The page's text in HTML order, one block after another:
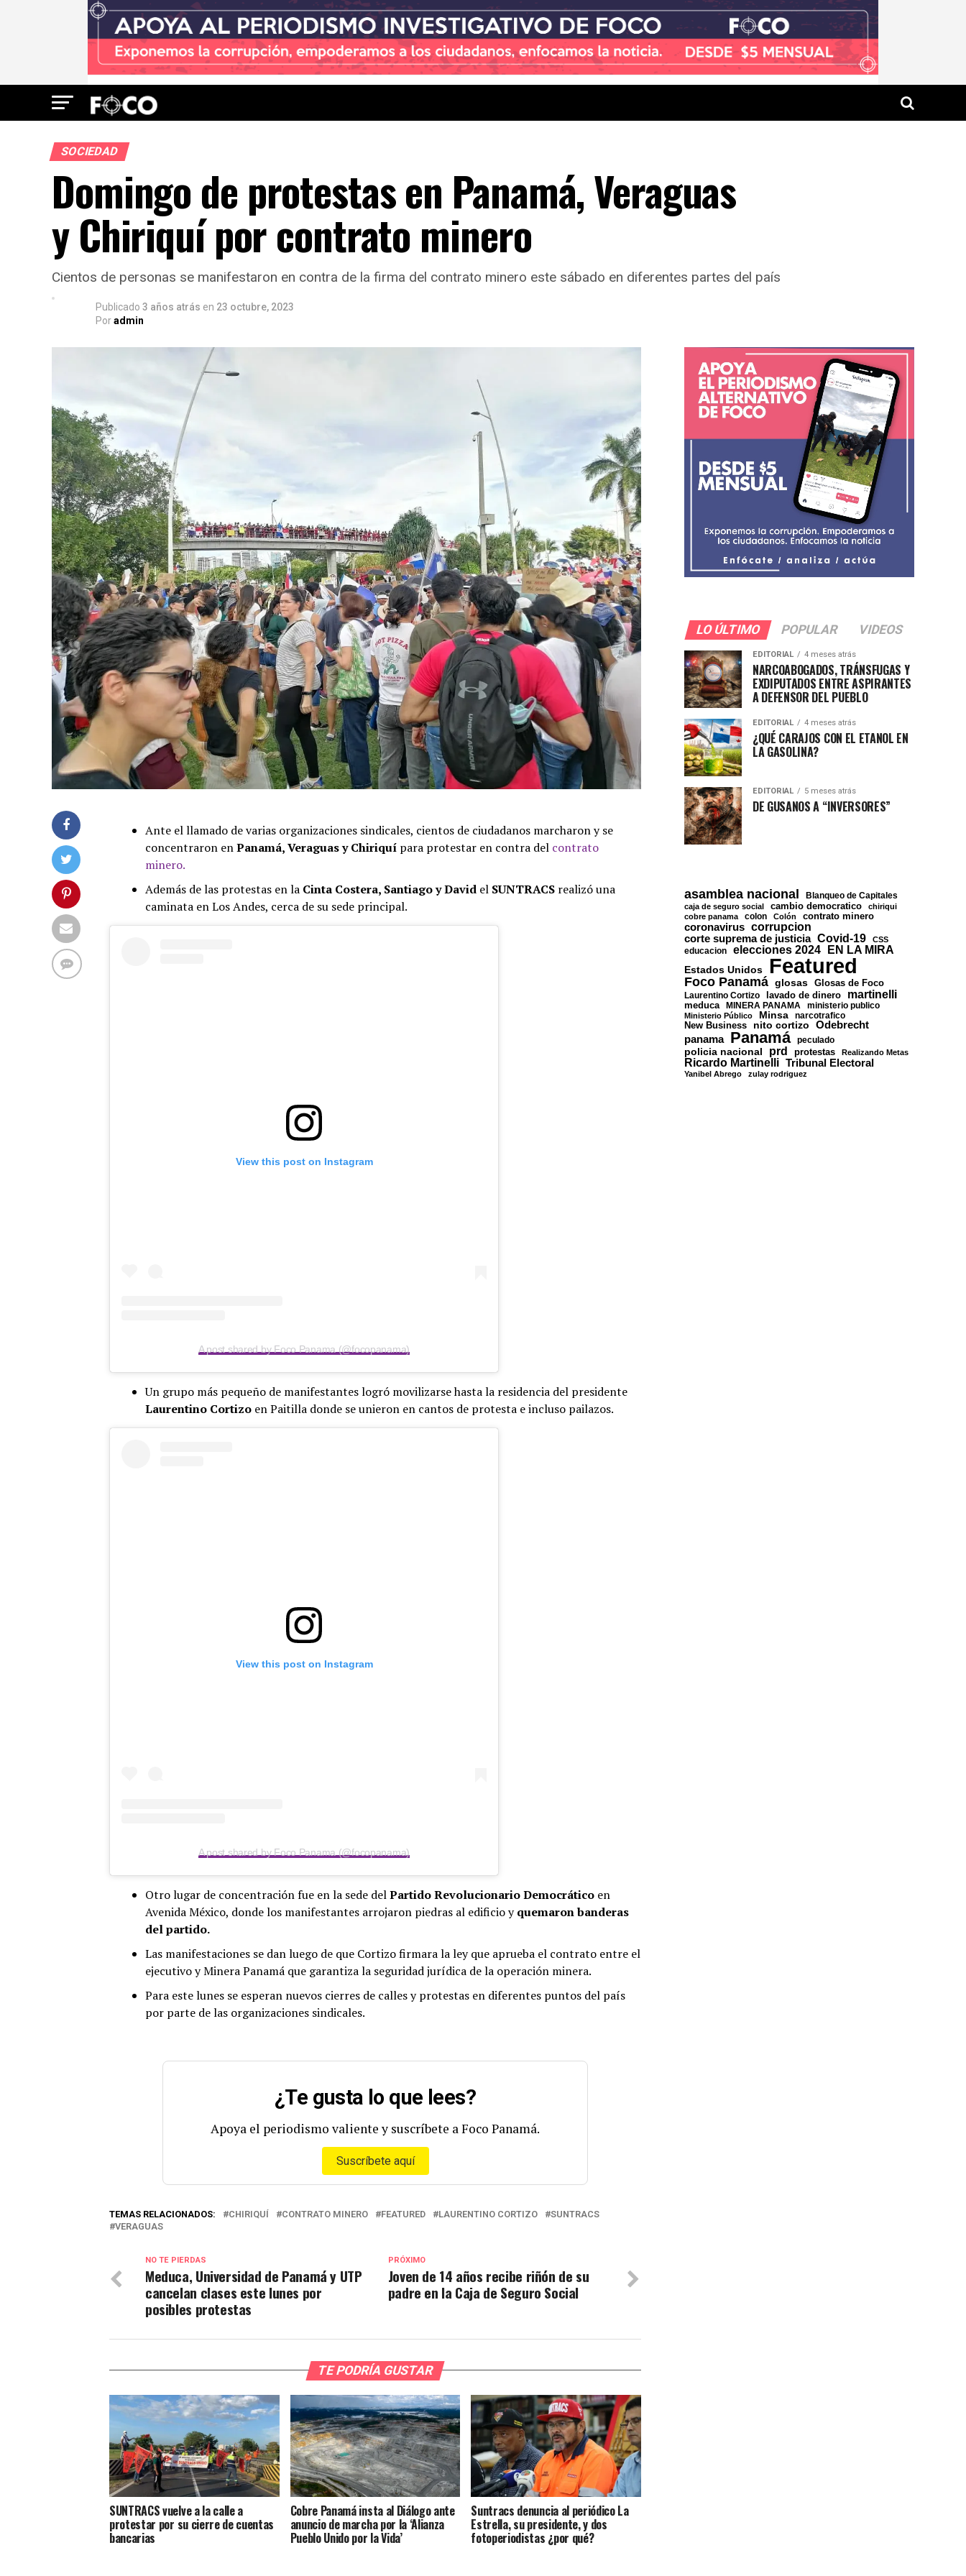
SOCIEDAD
Domingo de protestas en Panamá, Veraguas
y Chiriquí por contrato minero
Cientos de personas se manifestaron en contra de la firma del contrato minero este sábado en diferentes partes del país
Publicado 3 años atrás en 23 octubre, 2023
Poradmin
Ante el llamado de varias organizaciones sindicales, cientos de ciudadanos marcharon y se
concentraron enPanamá, Veraguas y Chiriquí para protestar en contra del contrato
minero.
Además de las protestas en la Cinta Costera, Santiago y David el SUNTRACS realizó una
caminata en Los Andes, cerca de su sede principal.
View this post on Instagram
A post shared by Foco Panama (@focopanama)
Un grupo más pequeño de manifestantes logró movilizarse hasta la residencia del presidente
Laurentino Cortizo en Paitilla donde se unieron en cantos de protesta e incluso pailazos.
View this post on Instagram
A post shared by Foco Panama (@focopanama)
Otro lugar de concentración fue en la sede delPartido Revolucionario Democrático en
Avenida México, donde los manifestantes arrojaron piedras al edificio yquemaron banderas
del partido.
Las manifestaciones se dan luego de que Cortizo firmara la ley que aprueba el contrato entre el
ejecutivo y Minera Panamá que garantiza la seguridad jurídica de la operación minera.
Para este lunes se esperan nuevos cierres de calles y protestas en diferentes puntos del país
por parte de las organizaciones sindicales.
¿Te gusta lo que lees?
Apoya el periodismo valiente y suscríbete a Foco Panamá.
Suscríbete aquí
TEMAS RELACIONADOS: CHIRIQUÍ CONTRATO MINERO FEATURED LAURENTINO CORTIZO
SUNTRACS
VERAGUAS
PRÓXIMO
Joven de 14 años recibe riñón de su
padre en la Caja de Seguro Social
NO TE PIERDAS
Meduca, Universidad de Panamá y UTP
cancelan clases este lunes por
posibles protestas
TE PODRÍA GUSTAR
SUNTRACS vuelve a la calle a
protestar por su cierre de cuentas
bancarias
Cobre Panamá insta al Diálogo ante
anuncio de marcha por la ‘Alianza
Pueblo Unido por la Vida’
Suntracs denuncia al periódico La
Estrella, su presidente, y dos
fotoperiodistas ¿por qué?
LO ÚLTIMO POPULAR VIDEOS
EDITORIAL 4 meses atrás
NARCOABOGADOS, TRÁNSFUGAS Y
EXDIPUTADOS ENTRE ASPIRANTES
A DEFENSOR DEL PUEBLO
EDITORIAL 4 meses atrás
¿QUÉ CARAJOS CON EL ETANOL EN
LA GASOLINA?
EDITORIAL 5 meses atrás
DE GUSANOS A “INVERSORES”
asamblea nacional Blanqueo de Capitales
caja de seguro social cambio democratico
chiriqui
cobre panama
colon Colón contrato minero
coronavirus corrupcion
corte suprema de justicia Covid-19 CSS
educacion elecciones 2024 EN LA MIRA
Estados Unidos Featured
Foco Panamá glosas Glosas de Foco
Laurentino Cortizo lavado de dinero martinelli
meduca MINERA PANAMA ministerio publico
Ministerio Público Minsa
narcotrafico
New Business
nito cortizo Odebrecht
panama Panamá peculado
policia nacional prd protestas Realizando Metas
Ricardo Martinelli Tribunal Electoral
Yanibel Abrego zulay rodriguez